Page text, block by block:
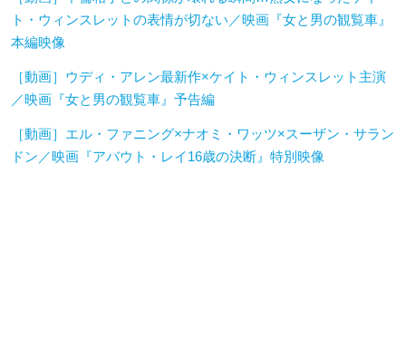
ト・ウィンスレットの表情が切ない／映画『女と男の観覧車』
本編映像
［動画］ウディ・アレン最新作×ケイト・ウィンスレット主演
／映画『女と男の観覧車』予告編
［動画］エル・ファニング×ナオミ・ワッツ×スーザン・サラン
ドン／映画『アバウト・レイ16歳の決断』特別映像